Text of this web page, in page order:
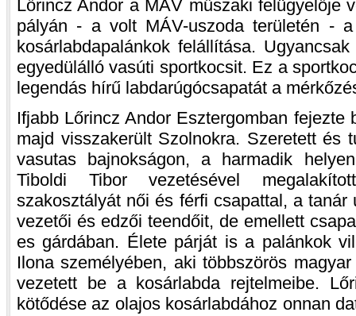
Lőrincz Andor a MÁV műszaki felügyelője
pályán - a volt MÁV-uszoda területén -
kosárlabdapalánkok felállítása.
egyedülálló vasúti sportkocsit. Ez a
legendás hírű labdarúgócsapatát a
Ifjabb Lőrincz Andor Esztergomban fejezte
majd visszakerült Szolnokra. Szeretett és
vasutas bajnokságon, a harmadik
Tiboldi Tibor vezetésével
szakosztályát női és férfi csapattal, a
vezetői és edzői teendőit, de emellett
es gárdában. Élete párját is a palánkok
Ilona személyében, aki többszörös
vezetett be a kosárlabda rejtelmeibe.
kötődése az olajos kosárlabdához onnan